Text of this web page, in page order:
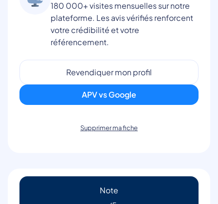
180 000+ visites mensuelles sur notre
plateforme. Les avis vérifiés renforcent
votre crédibilité et votre
référencement.
Revendiquer mon profil
APV vs Google
Supprimer ma fiche
Note